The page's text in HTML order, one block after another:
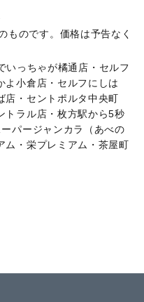
ものです。価格は予告なく
いっちゃが橘通店・セルフ
よ小倉店・セルフにしは
店・セントポルタ中央町
トラル店・枚方駅から5秒
パージャンカラ（あべの
ム・栄プレミアム・茶屋町